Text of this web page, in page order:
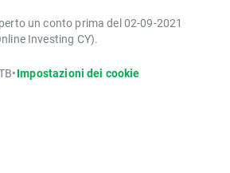
un conto prima del 02-09-2021
Investing CY).
•Impostazioni dei cookie